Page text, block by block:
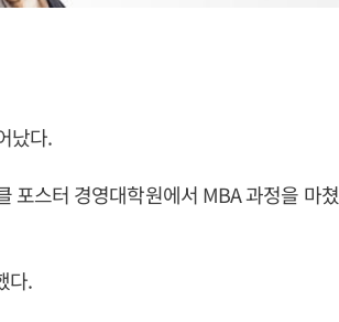
났다.
포스터 경영대학원에서 MBA 과정을 마쳤
다.